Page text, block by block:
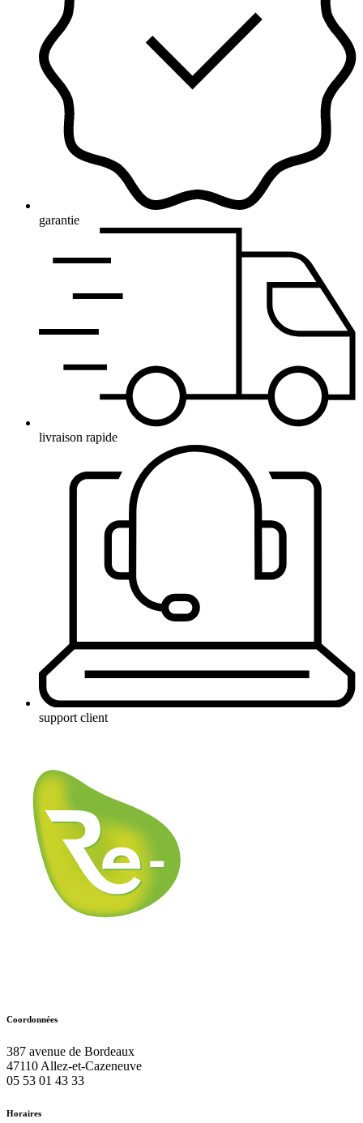
garantie
livraison rapide
support client
Coordonnées
387 avenue de Bordeaux
47110 Allez-et-Cazeneuve
05 53 01 43 33
Horaires